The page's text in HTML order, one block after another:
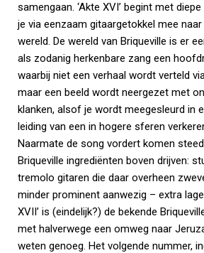
samengaan. ‘Akte XVI’ begint met
je via eenzaam gitaargetokkel mee
wereld. De wereld van Briqueville is er
als zodanig herkenbare zang een
waarbij niet een verhaal wordt verteld
maar een beeld wordt neergezet met
klanken, alsof je wordt meegesleurd in
leiding van een in hogere sferen
Naarmate de song vordert komen
Briqueville ingrediënten boven drijven:
tremolo gitaren die daar overheen
minder prominent aanwezig – extra
XVII’ is (eindelijk?) de bekende
met halverwege een omweg naar
weten genoeg. Het volgende nummer,